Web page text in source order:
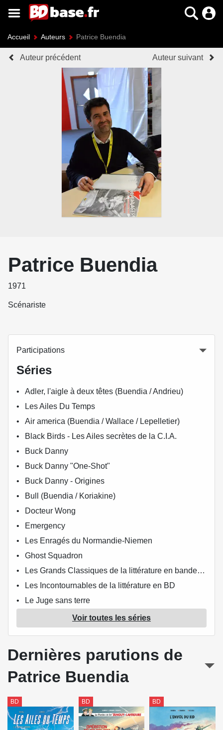
Accueil Auteurs Patrice Buendia
Auteur précédent Auteur suivant
Patrice Buendia
1971
Scénariste
Participations
Séries
Adler, l'aigle à deux têtes (Buendia / Andrieu)
Les Ailes Du Temps
Air america (Buendia / Wallace / Lepelletier)
Black Birds - Les Ailes secrètes de la C.I.A.
Buck Danny
Buck Danny "One-Shot"
Buck Danny - Origines
Bull (Buendia / Koriakine)
Docteur Wong
Emergency
Les Enragés du Normandie-Niemen
Ghost Squadron
Les Grands Classiques de la littérature en bande dessinée
Les Incontournables de la littérature en BD
Le Juge sans terre
Liberty Bessie
Romans de toujours
Section Trident
Tanguy et Laverdure
Les Chevaliers du Ciel Tanguy et Laverdure
Voir toutes les séries
Dernières parutions de
Patrice Buendia
BD BD BD